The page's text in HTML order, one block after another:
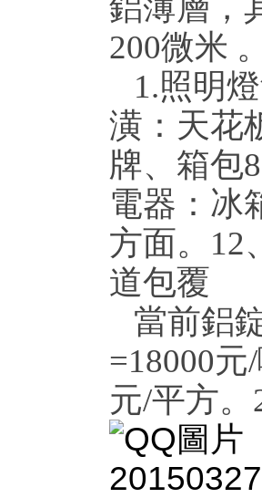
鋁薄層，
200微米
1.照明
潢：天花
牌、箱包
電器：冰
方面。12
道包覆
當前鋁
=18000
元/平方